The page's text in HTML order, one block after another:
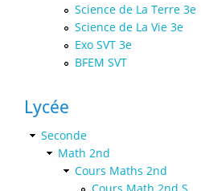
Science de La Terre 3e
Science de La Vie 3e
Exo SVT 3e
BFEM SVT
Lycée
Seconde
Math 2nd
Cours Maths 2nd